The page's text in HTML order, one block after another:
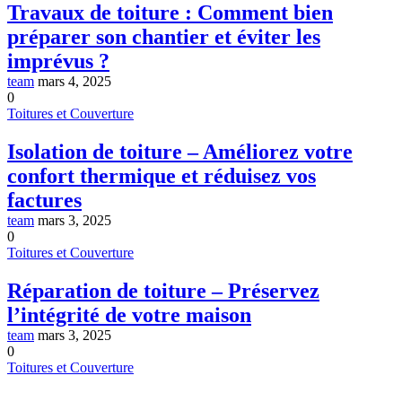
Travaux de toiture : Comment bien
préparer son chantier et éviter les
imprévus ?
team mars 4, 2025
0
Toitures et Couverture
Isolation de toiture – Améliorez votre
confort thermique et réduisez vos
factures
team mars 3, 2025
0
Toitures et Couverture
Réparation de toiture – Préservez
l’intégrité de votre maison
team mars 3, 2025
0
Toitures et Couverture